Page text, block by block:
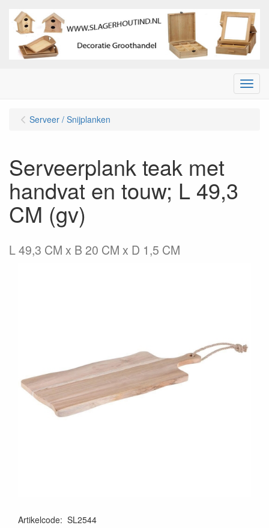
Menu
Serveer / Snijplanken
Serveerplank teak met
handvat en touw; L 49,3
CM (gv)
L 49,3 CM x B 20 CM x D 1,5 CM
Artikelcode: SL2544